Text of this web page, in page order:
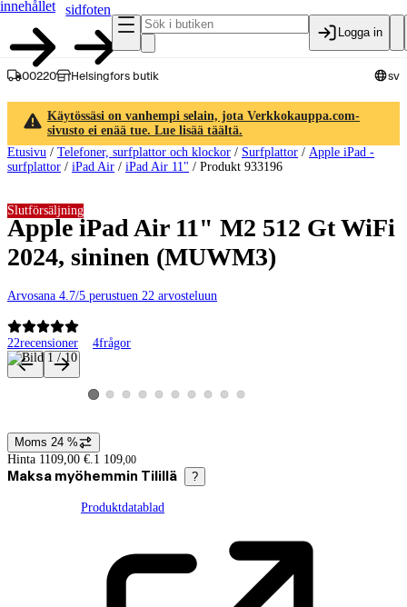
innehållet
sidfoten
Logga in
00220 Helsingfors butik sv
Käytössäsi on vanhempi selain, jota Verkkokauppa.com-
sivusto ei enää tue. Lue lisää täältä.
Etusivu / Telefoner, surfplattor och klockor / Surfplattor / Apple iPad -
surfplattor / iPad Air / iPad Air 11" / Produkt 933196
Apple iPad Air 11" M2 512 Gt WiFi
2024, sininen (MUWM3)
Arvosana 4.7/5 perustuen 22 arvosteluun
22recensioner 4frågor
Slutförsäljning
Produktbilder och videor
Visa produktbild 1
Visa produktbild 2
Visa produktbild 3
Visa produktbild 4
Visa produktbild 5
Visa produktbild 6
Visa produktbild 7
Visa produktbild 8
Visa produktbild 9
Visa produktbild 10
Prisinformation
Moms 24 %
Hinta 1109,00 €. 1 109,00
Maksa myöhemmin Tilillä ?
Produktdatablad